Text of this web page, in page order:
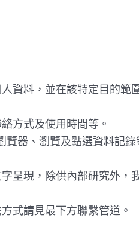
資料，並在該特定目的範
方式及使用時間等。
器、瀏覽及點選資料記
呈現，除供內部研究外，
式請見最下方聯繫管道。